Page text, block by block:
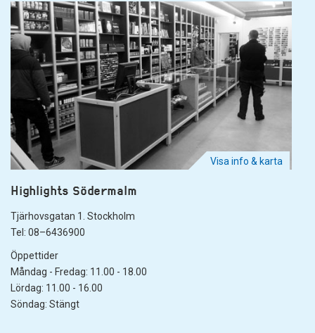
Visa info & karta
Highlights Södermalm
Tjärhovsgatan 1. Stockholm
Tel: 08–6436900
Öppettider
Måndag - Fredag: 11.00 - 18.00
Lördag: 11.00 - 16.00
Söndag: Stängt